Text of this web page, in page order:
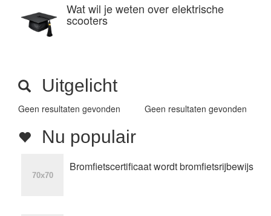
Wat wil je weten over elektrische
scooters
Uitgelicht
Geen resultaten gevonden Geen resultaten gevonden
Nu populair
Bromfietscertificaat wordt bromfietsrijbewijs